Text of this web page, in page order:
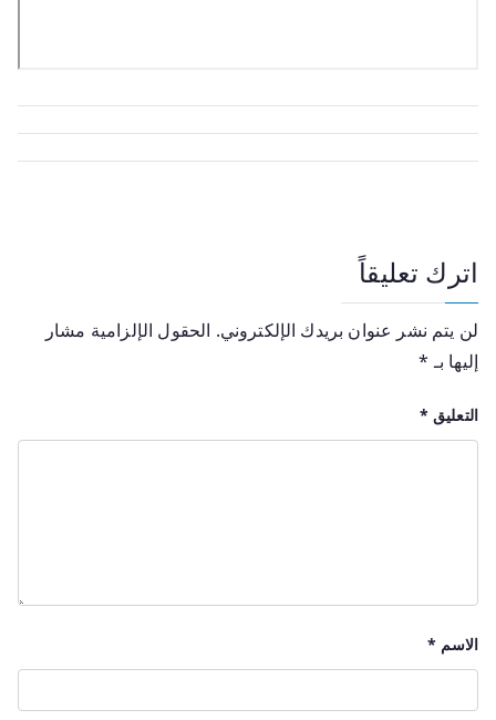
اترك تعليقاً
لن يتم نشر عنوان بريدك الإلكتروني. الحقول الإلزامية مشار
إليها بـ *
التعليق *
الاسم *